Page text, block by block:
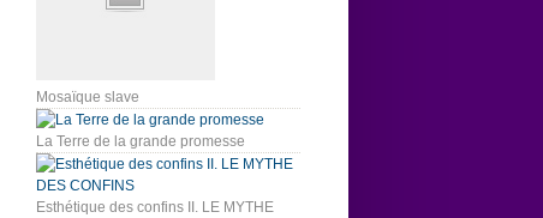
Mosaïque slave
La Terre de la grande promesse
Esthétique des confins II. LE MYTHE